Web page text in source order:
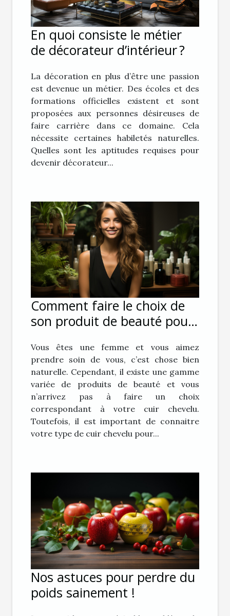
En quoi consiste le métier
de décorateur d’intérieur ?
La décoration en plus d’être une passion
est devenue un métier. Des écoles et des
formations officielles existent et sont
proposées aux personnes désireuses de
faire carrière dans ce domaine. Cela
nécessite certaines habiletés naturelles.
Quelles sont les aptitudes requises pour
devenir décorateur...
Comment faire le choix de
son produit de beauté pour
Vous êtes une femme et vous aimez
prendre soin de vous, c’est chose bien
naturelle. Cependant, il existe une gamme
variée de produits de beauté et vous
n’arrivez pas à faire un choix
correspondant à votre cuir chevelu.
Toutefois, il est important de connaitre
votre type de cuir chevelu pour...
Nos astuces pour perdre du
poids sainement !